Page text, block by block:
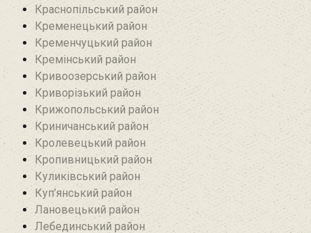
Краснопільський район
Кременецький район
Кременчуцький район
Кремінський район‎
Кривоозерський район‎
Криворізький район
Крижопольський район
Криничанський район
Кролевецький район‎
Кропивницький район
Куликівський район
Куп’янський район
Лановецький район
Лебединський район